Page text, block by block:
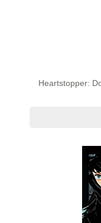
Heartstopper: